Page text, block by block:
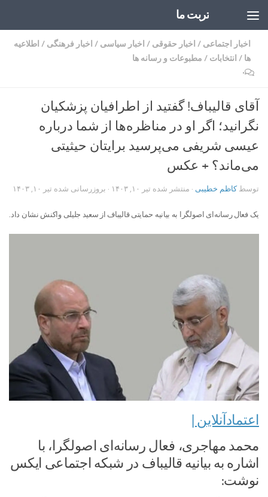
تربت ما
اخبار اجتماعی / اخبار حقوقی / اخبار سیاسی / اخبار فرهنگی / اطلاعیه
ها / انتخابات / مطبوعات و رسانه ها
۰
آقای قالیباف! گفتید از اطرافیان پزشکیان
نگرانید؛ اگر او در مناظره‌ها از شما درباره
عیسی شریفی می‌پرسید برایتان حیثیتی
می‌ماند؟ + عکس
توسطکاظم خطیبی · منتشر شده تیر ۱۰, ۱۴۰۳ · بروزرسانی شده تیر ۱۰, ۱۴۰۳
یک فعال رسانه‌ای اصولگرا به بیانیه حمایتی قالیباف از سعید جلیلی واکنش نشان داد.
اعتمادآنلاین |
محمد مهاجری، فعال رسانه‌ای اصولگرا، با
اشاره به بیانیه قالیباف در شبکه اجتماعی ایکس
نوشت: